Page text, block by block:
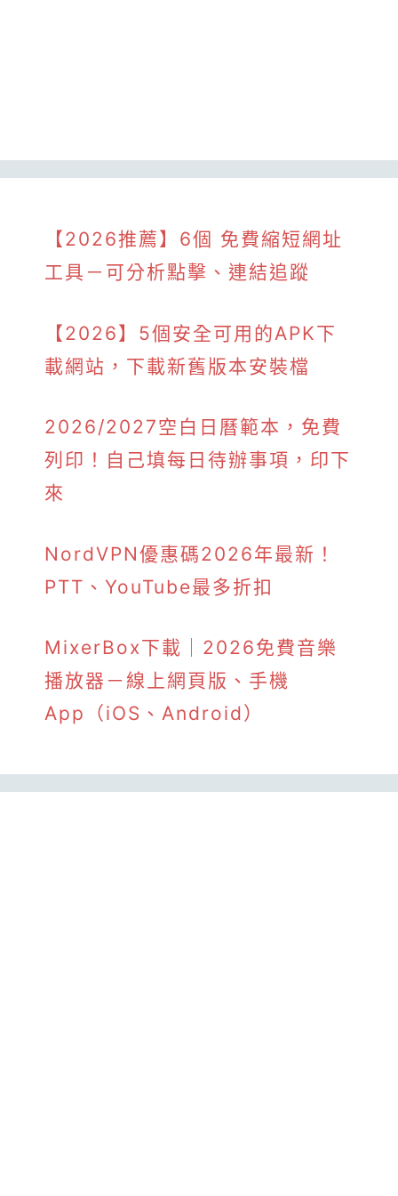
【2026推薦】6個 免費縮短網址
工具－可分析點擊、連結追蹤
【2026】5個安全可用的APK下
載網站，下載新舊版本安裝檔
2026/2027空白日曆範本，免費
列印！自己填每日待辦事項，印下
來
NordVPN優惠碼2026年最新！
PTT、YouTube最多折扣
MixerBox下載｜2026免費音樂
播放器－線上網頁版、手機
App（iOS、Android）